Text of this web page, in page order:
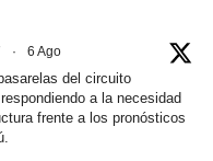
· 6 Ago
del circuito
a la necesidad
frente a los pronósticos